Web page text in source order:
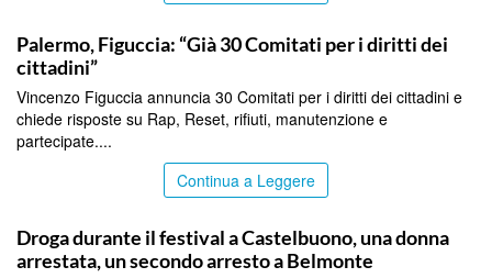
Palermo, Figuccia: “Già 30 Comitati per i diritti dei
cittadini”
Vincenzo Figuccia annuncia 30 Comitati per i diritti dei cittadini e
chiede risposte su Rap, Reset, rifiuti, manutenzione e
partecipate....
Continua a Leggere
Droga durante il festival a Castelbuono, una donna
arrestata, un secondo arresto a Belmonte